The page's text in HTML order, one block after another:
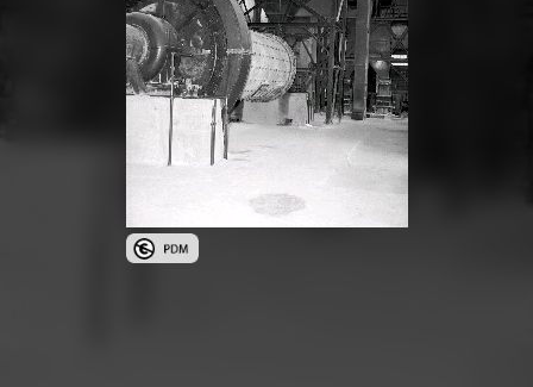
公眾領域標章(PDM)